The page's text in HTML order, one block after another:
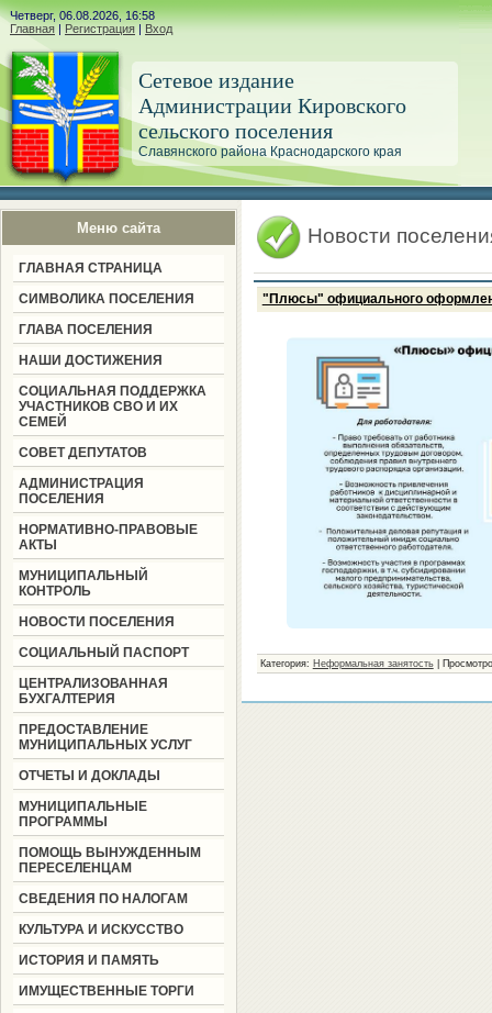
Четверг, 06.08.2026, 16:58
Главная | Регистрация | Вход
Сетевое издание
Администрации Кировского
сельского поселения
Славянского района Краснодарского края
Меню сайта
ГЛАВНАЯ СТРАНИЦА
СИМВОЛИКА ПОСЕЛЕНИЯ
ГЛАВА ПОСЕЛЕНИЯ
НАШИ ДОСТИЖЕНИЯ
СОЦИАЛЬНАЯ ПОДДЕРЖКА
УЧАСТНИКОВ СВО И ИХ
СЕМЕЙ
СОВЕТ ДЕПУТАТОВ
АДМИНИСТРАЦИЯ
ПОСЕЛЕНИЯ
НОРМАТИВНО-ПРАВОВЫЕ
АКТЫ
МУНИЦИПАЛЬНЫЙ
КОНТРОЛЬ
НОВОСТИ ПОСЕЛЕНИЯ
СОЦИАЛЬНЫЙ ПАСПОРТ
ЦЕНТРАЛИЗОВАННАЯ
БУХГАЛТЕРИЯ
ПРЕДОСТАВЛЕНИЕ
МУНИЦИПАЛЬНЫХ УСЛУГ
ОТЧЕТЫ И ДОКЛАДЫ
МУНИЦИПАЛЬНЫЕ
ПРОГРАММЫ
ПОМОЩЬ ВЫНУЖДЕННЫМ
ПЕРЕСЕЛЕНЦАМ
СВЕДЕНИЯ ПО НАЛОГАМ
КУЛЬТУРА И ИСКУССТВО
ИСТОРИЯ И ПАМЯТЬ
ИМУЩЕСТВЕННЫЕ ТОРГИ
Новости
"Плюсы" официального
Категория: Неформальная занятость